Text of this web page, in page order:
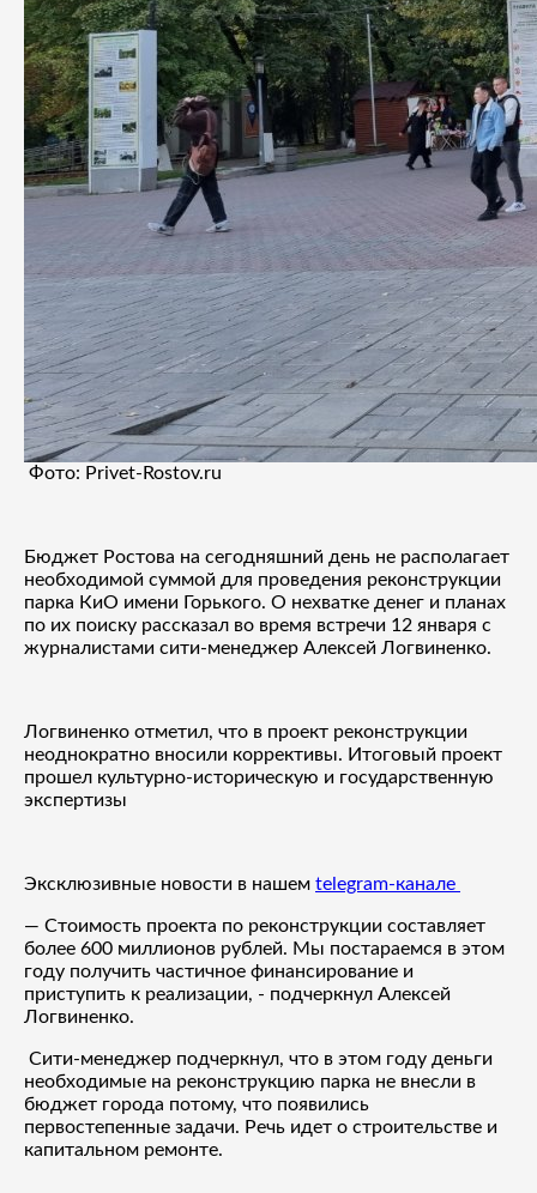
Фото: Privet-Rostov.ru
Бюджет Ростова на сегодняшний день не располагает
необходимой суммой для проведения реконструкции
парка КиО имени Горького. О нехватке денег и планах
по их поиску рассказал во время встречи 12 января с
журналистами сити-менеджер Алексей Логвиненко.
Логвиненко отметил, что в проект реконструкции
неоднократно вносили коррективы. Итоговый проект
прошел культурно-историческую и государственную
экспертизы
Эксклюзивные новости в нашем telegram-канале
— Стоимость проекта по реконструкции составляет
более 600 миллионов рублей. Мы постараемся в этом
году получить частичное финансирование и
приступить к реализации, - подчеркнул Алексей
Логвиненко.
Сити-менеджер подчеркнул, что в этом году деньги
необходимые на реконструкцию парка не внесли в
бюджет города потому, что появились
первостепенные задачи. Речь идет о строительстве и
капитальном ремонте.